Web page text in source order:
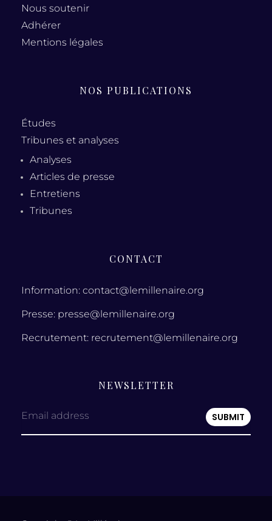
Nous soutenir
Adhérer
Mentions légales
NOS PUBLICATIONS
Études
Tribunes et analyses
Analyses
Articles de presse
Entretiens
Tribunes
CONTACT
Information: contact@lemillenaire.org
Presse: presse@lemillenaire.org
Recrutement: recrutement@lemillenaire.org
NEWSLETTER
Email address